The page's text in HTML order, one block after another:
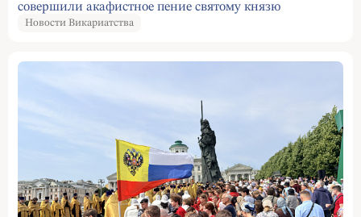
совершили акафистное пение святому князю
Владимиру
Новости Викариатства